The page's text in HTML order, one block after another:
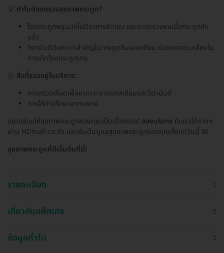
💡 ทำไมต้องตรวจสุขภาพกระดูก?
โรคกระดูกพรุนมักไม่มีอาการชัดเจน และอาจตรวจพบเมื่อกระดูกหัก
แล้ว
วิตามินดีมีบทบาทสำคัญในการดูดซึมแคลเซียม ช่วยลดความเสี่ยงใน
การเกิดโรคกระดูกบาง
🩺 สิ่งที่รวมอยู่ในบริการ:
การตรวจเลือดเพื่อหาภาวะขาดแคลเซียมและวิตามินดี
การให้คำปรึกษาจากแพทย์
อย่าปล่อยให้สุขภาพกระดูกของคุณเป็นเรื่องรอง! จองบริการ กับเราได้ง่ายๆ
ผ่าน HDmall.co.th และเริ่มต้นดูแลสุขภาพกระดูกของคุณตั้งแต่วันนี้ 📅
สุขภาพกระดูกที่ดีเริ่มต้นที่นี่!
รายละเอียด
เกี่ยวกับแพ็กเกจ
ข้อมูลทั่วไป